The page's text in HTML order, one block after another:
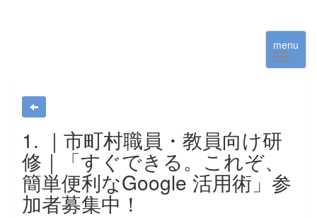
menu
1. ｜市町村職員・教員向け研
修｜「すぐできる。これぞ、
簡単便利なGoogle 活用術」参
加者募集中！